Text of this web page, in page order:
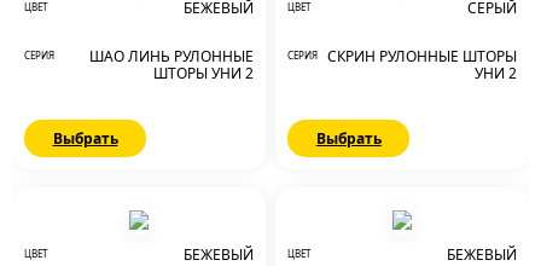
ЦВЕТ БЕЖЕВЫЙ
СЕРИЯ
ШАО ЛИНЬ РУЛОННЫЕ
ШТОРЫ УНИ 2
Выбрать
ЦВЕТ СЕРЫЙ
СЕРИЯ
СКРИН РУЛОННЫЕ ШТОРЫ
УНИ 2
Выбрать
ЦВЕТ БЕЖЕВЫЙ ЦВЕТ БЕЖЕВЫЙ